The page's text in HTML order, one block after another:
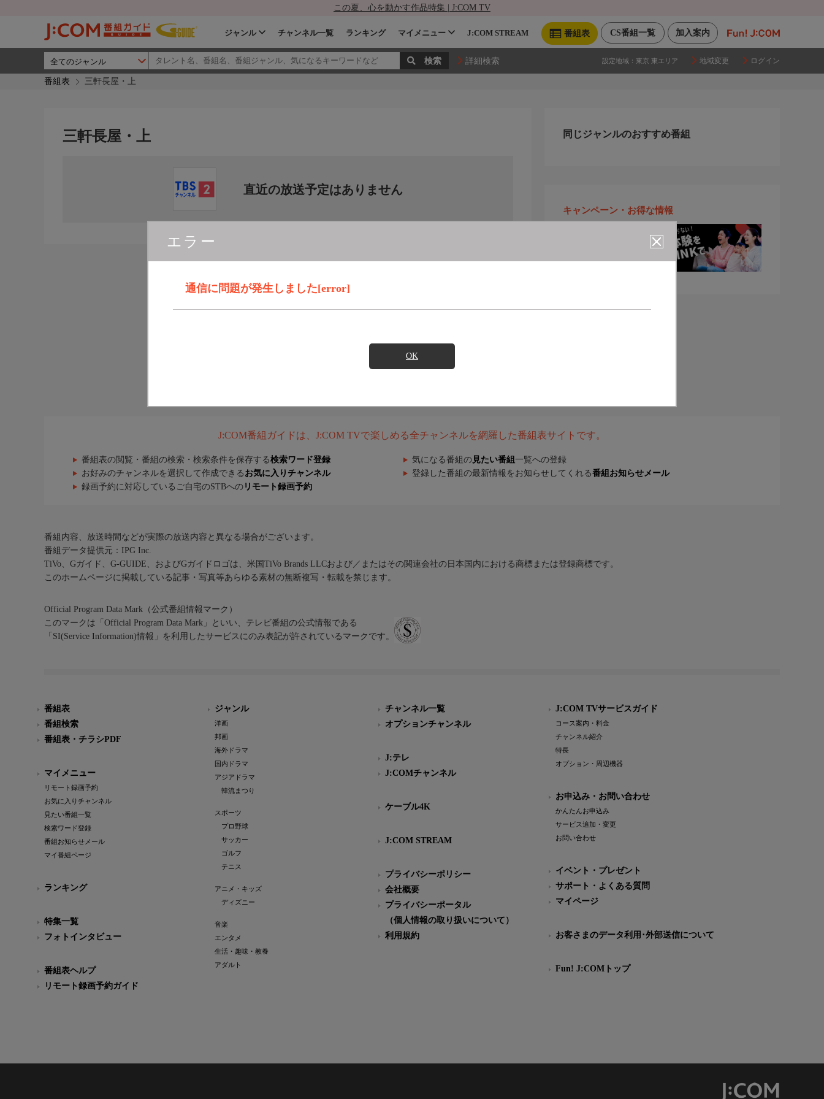
この夏、心を動かす作品特集 | J:COM TV
加入案内
CS番組一覧
番組表
ジャンル チャンネル一覧 ランキング マイメニュー J:COM STREAM
詳細検索 設定地域： 東京 東エリア 地域変更 ログイン
番組表 三軒長屋・上
エラー
通信に問題が発生しました[error]
OK
三軒長屋・上
直近の放送予定はありません
同じジャンルのおすすめ番組
キャンペーン・お得な情報
J:COM番組ガイドは、J:COM TVで楽しめる全チャンネルを網羅した番組表サイトです。
番組表の閲覧・番組の検索・検索条件を保存する検索ワード登録 気になる番組の 見たい番組 一覧への登録
お好みのチャンネルを選択して作成できる お気に入りチャンネル 登録した番組の最新情報をお知らせしてくれる番組お知らせメール
録画予約に対応しているご自宅のSTBへの リモート録画予約
番組内容、放送時間などが実際の放送内容と異なる場合がございます。
番組データ提供元：IPG Inc.
TiVo、Gガイド、G-GUIDE、およびGガイドロゴは、米国TiVo Brands LLCおよび／またはその関連会社の日本国内における商標または登録商標です。
このホームページに掲載している記事・写真等あらゆる素材の無断複写・転載を禁じます。
Official Program Data Mark（公式番組情報マーク）
このマークは「Official Program Data Mark」といい、テレビ番組の公式情報である
「SI(Service Information)情報」を利用したサービスにのみ表記が許されているマークです。
番組表
番組検索
番組表・チラシPDF
マイメニュー
リモート録画予約
お気に入りチャンネル
見たい番組一覧
検索ワード登録
番組お知らせメール
マイ番組ページ
ランキング
特集一覧
フォトインタビュー
番組表ヘルプ
リモート録画予約ガイド
ジャンル
洋画
邦画
海外ドラマ
国内ドラマ
アジアドラマ
韓流まつり
スポーツ
プロ野球
サッカー
ゴルフ
テニス
アニメ・キッズ
ディズニー
音楽
エンタメ
生活・趣味・教養
アダルト
チャンネル一覧
オプションチャンネル
J:テレ
J:COMチャンネル
ケーブル4K
J:COM STREAM
プライバシーポリシー
会社概要
プライバシーポータル
（個人情報の取り扱いについて）
利用規約
J:COM TVサービスガイド
コース案内・料金
チャンネル紹介
特長
オプション・周辺機器
お申込み・お問い合わせ
かんたんお申込み
サービス追加・変更
お問い合わせ
イベント・プレゼント
サポート・よくある質問
マイページ
お客さまのデータ利用･外部送信について
Fun! J:COMトップ